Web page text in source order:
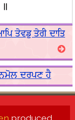
ਤੇਵਡੁ ਤੇਰੀ ਦਾਤਿ
ਦਰਪਣ ਹੈ
produced